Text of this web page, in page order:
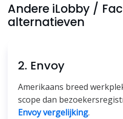
Andere iLobby /
alternatieven
2. Envoy
Amerikaans breed
scope dan
Envoy vergelijking.